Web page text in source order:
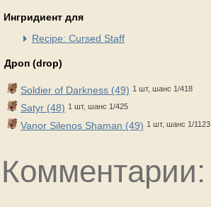
Ингридиент для
Recipe: Cursed Staff
Дроп (drop)
Soldier of Darkness (49) 1 шт, шанс 1/418
Satyr (48) 1 шт, шанс 1/425
Vanor Silenos Shaman (49) 1 шт, шанс 1/1123
Комментарии: